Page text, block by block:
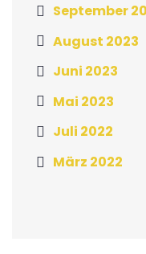
September
August 2023
Juni 2023
Mai 2023
Juli 2022
März 2022